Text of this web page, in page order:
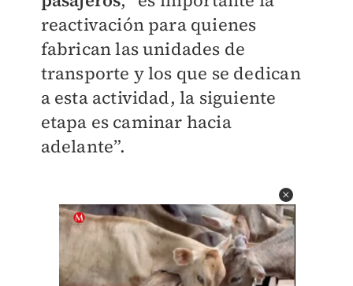
reactivación para quienes
fabrican las unidades de
transporte y los que se dedican
a esta actividad, la siguiente
etapa es caminar hacia
adelante”.